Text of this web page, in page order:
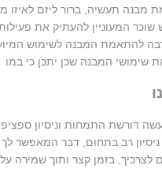
מבנה תעשיה, ברור ליזם לאיזו
שוכר המעוניין להעתיק את
להתאמת המבנה לשימוש
שימושי המבנה שכן יתכן כי במו
דורשת התמחות וניסיון
רב בתחום, דבר המאפשר
בזמן קצר ותוך שמירה